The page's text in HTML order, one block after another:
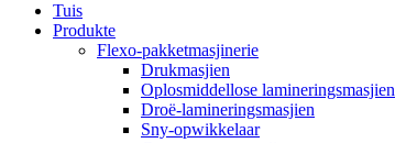
Tuis
Produkte
Flexo-pakketmasjinerie
Drukmasjien
Oplosmiddellose lamineringsmasjien
Droë-lamineringsmasjien
Sny-opwikkelaar